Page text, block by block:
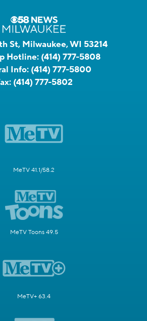
St, Milwaukee, WI 53214
Hotline: (414) 777-5808
Info: (414) 777-5800
(414) 777-5802
MeTV 41.1/58.2
MeTV Toons 49.5
MeTV+ 63.4